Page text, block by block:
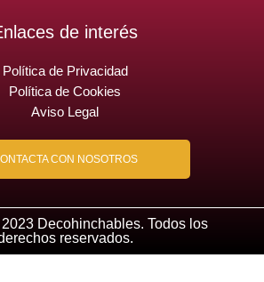
de interés
Política de Privacidad
Política de Cookies
Aviso Legal
CON NOSOTROS
Decohinchables. Todos los
reservados.